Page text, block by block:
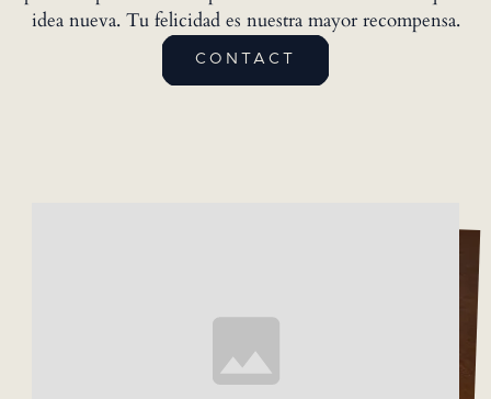
idea nueva. Tu felicidad es nuestra mayor recompensa.
CONTACT